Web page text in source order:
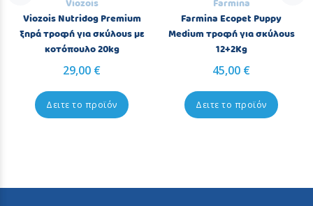
Viozois Nutridog Premium
ξηρά τροφή για σκύλους με
κοτόπουλο 20kg
29,00 €
Δειτε το προϊόν
Farmina Ecopet Puppy
Medium τροφή για σκύλους
12+2Kg
45,00 €
Δειτε το προϊόν